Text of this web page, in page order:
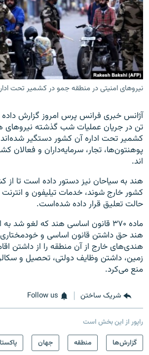
نیروهای امنیتی در منطقه جمو در کشمیر تحت
تن در جریان عملیات شب گذشته نیروهای
کشمیر تحت اداره آن کشور دستگیر
پوهنتون‌ها، تجار، سرمایه‌داران و فعالان
اند.
هند به سیاحان نیز دستور داده است تا از
کشور خارج شوند، خدمات تیلیفون و
حالت تعلیق قرار داده شده‌است.
ماده ۳۷۰ قانون اساسی هند که لغو
هند حق داشتن قانون اساسی و خودمختاری
هندی‌های خارج از آن منطقه را از داشتن
زمین، داشتن وظایف دولتی، تحصیل و
منع می‌کرد.
شریک ساختن Follow us
راپور از این بخش است
گزارش‌ها
منطقه جهان